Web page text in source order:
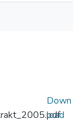
Down
load